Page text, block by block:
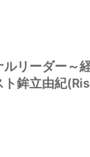
ルリーダー
鉾立由紀